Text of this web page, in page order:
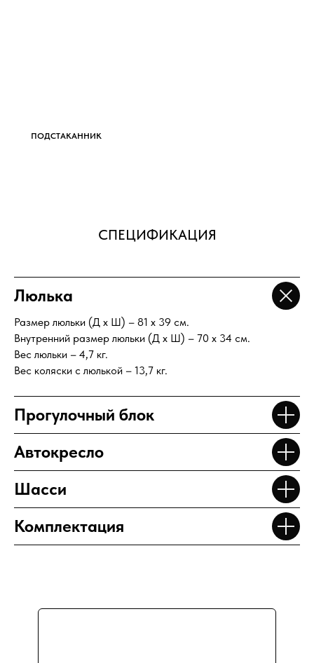
ПОДСТАКАННИК
СПЕЦИФИКАЦИЯ
Люлька
Размер люльки (Д х Ш) – 81 х 39 см.
Внутренний размер люльки (Д х Ш) – 70 х 34 см.
Вес люльки – 4,7 кг.
Вес коляски с люлькой – 13,7 кг.
Прогулочный блок
Автокресло
Шасси
Комплектация